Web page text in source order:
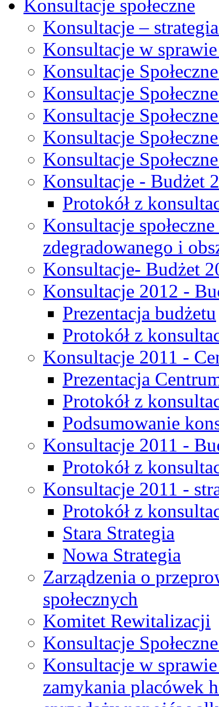
Konsultacje społeczne
Konsultacje –
Konsultacje w
Konsultacje
Konsultacje
Konsultacje
Konsultacje
Konsultacje
Konsultacje - Budżet
Protokół z
Konsultacje
zdegradowanego i
Konsultacje- Budżet
Konsultacje 2012 -
Prezentacja budżetu
Protokół z
Konsultacje 2011 -
Prezentacja
Protokół z
Podsumowanie
Konsultacje 2011 -
Protokół z
Konsultacje 2011 -
Protokół z
Stara Strategia
Nowa Strategia
Zarządzenia o
społecznych
Komitet Rewitalizacji
Konsultacje
Konsultacje w
zamykania placówek